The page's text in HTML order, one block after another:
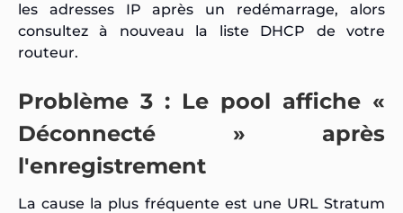
les adresses IP après un redémarrage, alors
consultez à nouveau la liste DHCP de votre
routeur.
Problème 3 : Le pool affiche «
Déconnecté » après
l'enregistrement
La cause la plus fréquente est une URL Stratum